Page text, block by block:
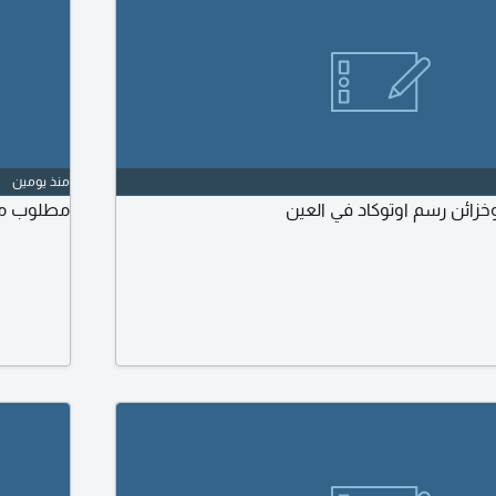
رسم اوتوكاد في العين
منذ يومين
مطلوب